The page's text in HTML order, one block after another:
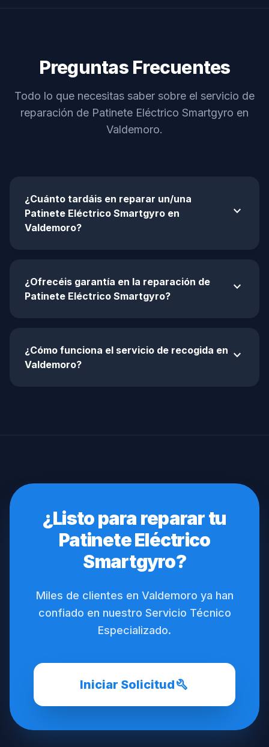
Preguntas Frecuentes
Todo lo que necesitas saber sobre el servicio de
reparación de Patinete Eléctrico Smartgyro en
Valdemoro.
¿Cuánto tardáis en reparar un/una
Patinete Eléctrico Smartgyro en
Valdemoro?
expand_more
¿Ofrecéis garantía en la reparación de
Patinete Eléctrico Smartgyro?
expand_more
¿Cómo funciona el servicio de recogida en
Valdemoro?
expand_more
¿Listo para reparar tu
Patinete Eléctrico
Smartgyro?
Miles de clientes en Valdemoro ya han
confiado en nuestro Servicio Técnico
Especializado.
Iniciar Solicitudbuild